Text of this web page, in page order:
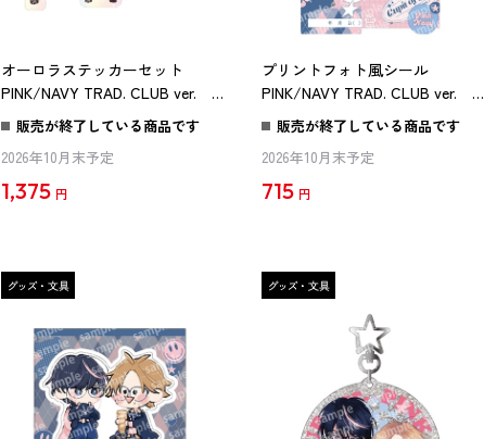
オーロラステッカーセット
PINK/NAVY TRAD. CLUB ver. 君
には届かない。
販売が終了している商品です
2026年10月末予定
1,375 円
プリントフォト風シール
PINK/NAVY TRAD. CLUB ver. 君
には届かない。
販売が終了している商品です
2026年10月末予定
715 円